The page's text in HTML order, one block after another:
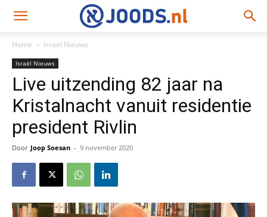
Home Israël Nieuws
Israël Nieuws
Live uitzending 82 jaar na
Kristalnacht vanuit residentie
president Rivlin
Door Joop Soesan - 9 november 2020